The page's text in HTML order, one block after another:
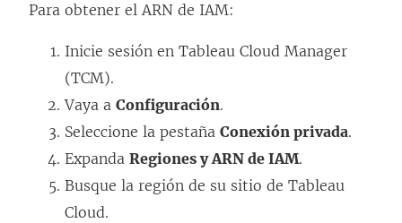
v
)
u
v
a
)
n
e
n
t
Para obtener el ARN de IAM:
Inicie sesión en Tableau Cloud Manager
(TCM).
Vaya a Configuración.
Seleccione la pestaña Conexión privada.
Expanda Regiones y ARN de IAM.
Busque la región de su sitio de Tableau
Cloud.